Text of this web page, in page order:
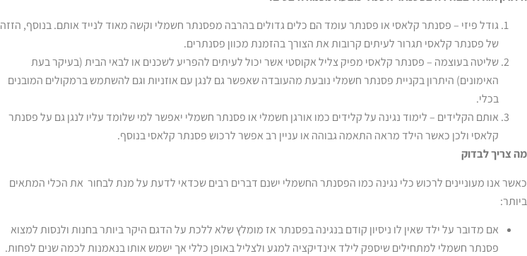
גודל פיזי – פסנתר קלאסי או פסנתר עומד הם כלים גדולים בהרבה מפסנתר חשמלי וקשה מאוד לנייד אותם. בנוסף, הזזה
של פסנתר קלאסי תגרור לעיתים קרובות את הצורך בהזמנת מכוון פסנתרים.
שליטה בעוצמה – פסנתר קלאסי מפיק צליל אקוסטי אשר יכול לעיתים להפריע לשכנים או לבאי הבית (בעיקר בעת
האימונים) היתרון בקניית פסנתר חשמלי נובעת מהעובדה שאפשר גם לנגן עם אוזניות וגם להשתמש ברמקולים המובנים
בכלי.
אותם הקלידים – לימוד נגינה על קלידים כמו אורגן חשמלי או פסנתר חשמלי יאפשר למי שלומד עליו לנגן גם על פסנתר
קלאסי ולכן כאשר הילד מראה התאמה גבוהה או עניין רב אפשר לרכוש פסנתר קלאסי בנוסף.
מה צריך לבדוק
כאשר אנו מעוניינים לרכוש כלי נגינה כמו הפסנתר החשמלי ישנם דברים רבים שכדאי לדעת על מנת לבחור את הכלי המתאים
ביותר:
אם מדובר על ילד שאין לו ניסיון קודם בנגינה בפסנתר אז מומלץ שלא ללכת על הדגם היקר ביותר בחנות ולנסות למצוא
פסנתר חשמלי למתחילים שיספק לילד אינדיקציה למגע ולצליל באופן כללי אך ישמש אותו בנאמנות לכמה שנים לפחות.